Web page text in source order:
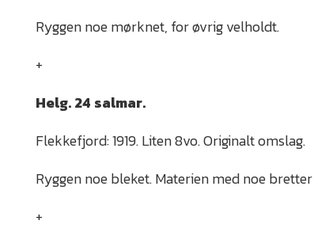
Ryggen noe mørknet, for øvrig velholdt.
+
Helg. 24 salmar.
Flekkefjord: 1919. Liten 8vo. Originalt omslag.
Ryggen noe bleket. Materien med noe
+